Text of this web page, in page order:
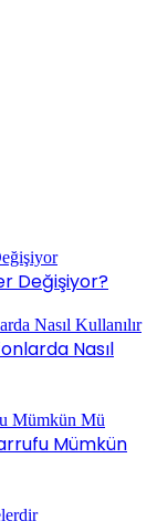
Değişiyor?
Nasıl
Mümkün